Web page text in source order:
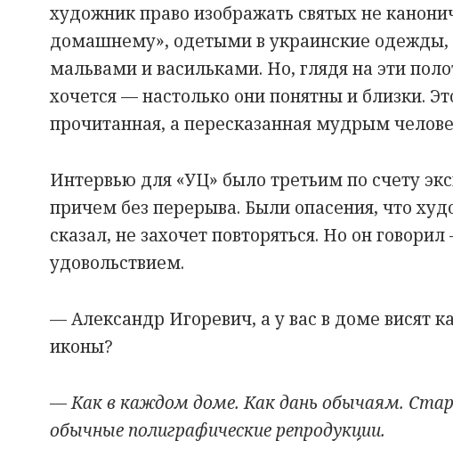
художник право изображать святых не
домашнему», одетыми в украинские
мальвами и васильками. Но, глядя на эти
хочется — настолько они понятны и близки.
прочитанная, а пересказанная мудрым
Интервью для «УЦ» было третьим по счету
причем без перерыва. Были опасения, что
сказал, не захочет повторяться. Но он
удовольствием.
— Александр Игоревич, а у вас в доме висят
иконы?
— Как в каждом доме. Как дань обычаям.
обычные полиграфические репродукции.